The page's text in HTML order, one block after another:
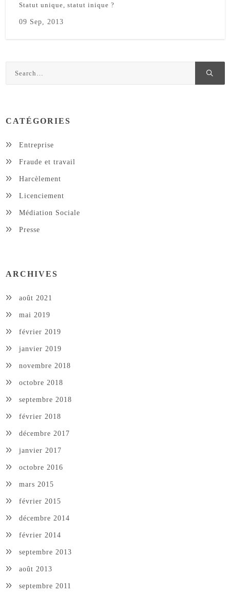
Statut unique, statut inique ?
09 Sep, 2013
CATÉGORIES
Entreprise
Fraude et travail
Harcèlement
Licenciement
Médiation Sociale
Presse
ARCHIVES
août 2021
mai 2019
février 2019
janvier 2019
novembre 2018
octobre 2018
septembre 2018
février 2018
décembre 2017
janvier 2017
octobre 2016
mars 2015
février 2015
décembre 2014
février 2014
septembre 2013
août 2013
septembre 2011